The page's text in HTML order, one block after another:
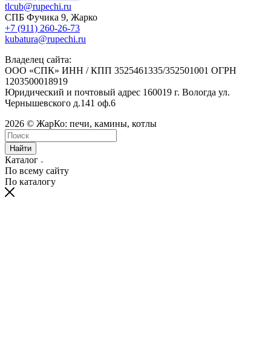
tlcub@rupechi.ru
СПБ Фучика 9, Жарко
+7 (911) 260-26-73
kubatura@rupechi.ru
Владелец сайта:
ООО «СПК» ИНН / КПП 3525461335/352501001 ОГРН
1203500018919
Юридический и почтовый адрес 160019 г. Вологда ул.
Чернышевского д.141 оф.6
2026 © ЖарКо: печи, камины, котлы
Найти
Каталог
По всему сайту
По каталогу